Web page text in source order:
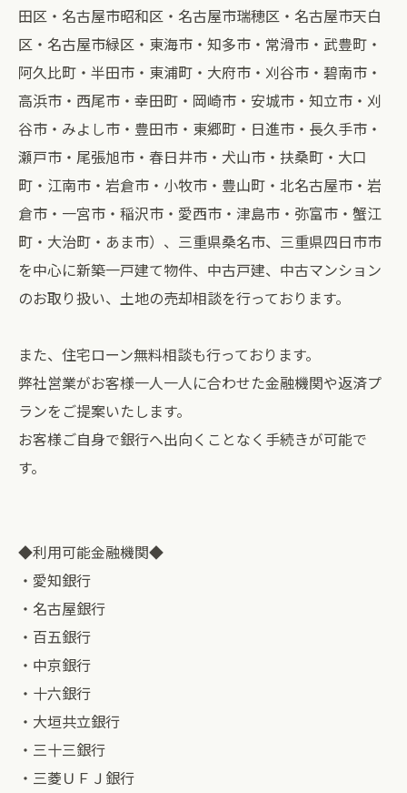
田区・名古屋市昭和区・名古屋市瑞穂区・名古屋市天白
区・名古屋市緑区・東海市・知多市・常滑市・武豊町・
阿久比町・半田市・東浦町・大府市・刈谷市・碧南市・
高浜市・西尾市・幸田町・岡崎市・安城市・知立市・刈
谷市・みよし市・豊田市・東郷町・日進市・長久手市・
瀬戸市・尾張旭市・春日井市・犬山市・扶桑町・大口
町・江南市・岩倉市・小牧市・豊山町・北名古屋市・岩
倉市・一宮市・稲沢市・愛西市・津島市・弥富市・蟹江
町・大治町・あま市）、三重県桑名市、三重県四日市市
を中心に新築一戸建て物件、中古戸建、中古マンション
のお取り扱い、土地の売却相談を行っております。
また、住宅ローン無料相談も行っております。
弊社営業がお客様一人一人に合わせた金融機関や返済プ
ランをご提案いたします。
お客様ご自身で銀行へ出向くことなく手続きが可能で
す。
◆利用可能金融機関◆
・愛知銀行
・名古屋銀行
・百五銀行
・中京銀行
・十六銀行
・大垣共立銀行
・三十三銀行
・三菱ＵＦＪ銀行